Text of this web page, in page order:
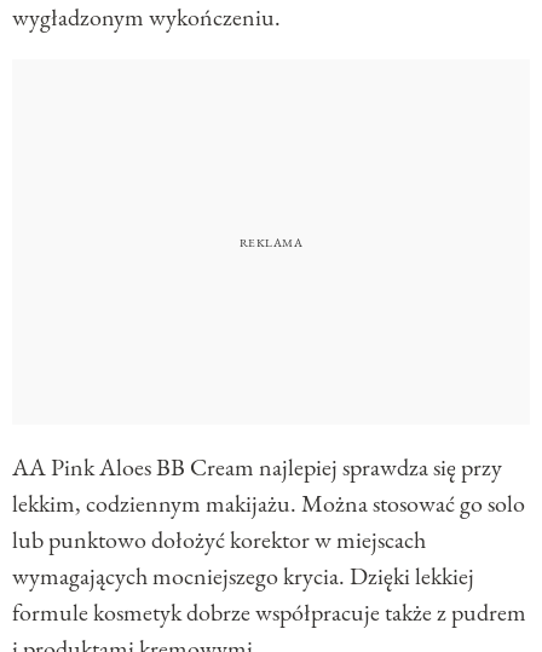
wygładzonym wykończeniu.
AA Pink Aloes BB Cream najlepiej sprawdza się przy
lekkim, codziennym makijażu. Można stosować go solo
lub punktowo dołożyć korektor w miejscach
wymagających mocniejszego krycia. Dzięki lekkiej
formule kosmetyk dobrze współpracuje także z pudrem